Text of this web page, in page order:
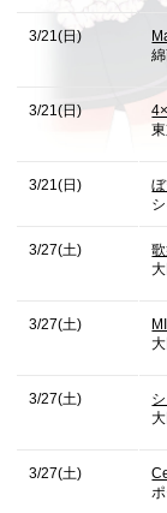
3/21(日)
3/21(日)
3/21(日)
3/27(土)
3/27(土)
3/27(土)
3/27(土)